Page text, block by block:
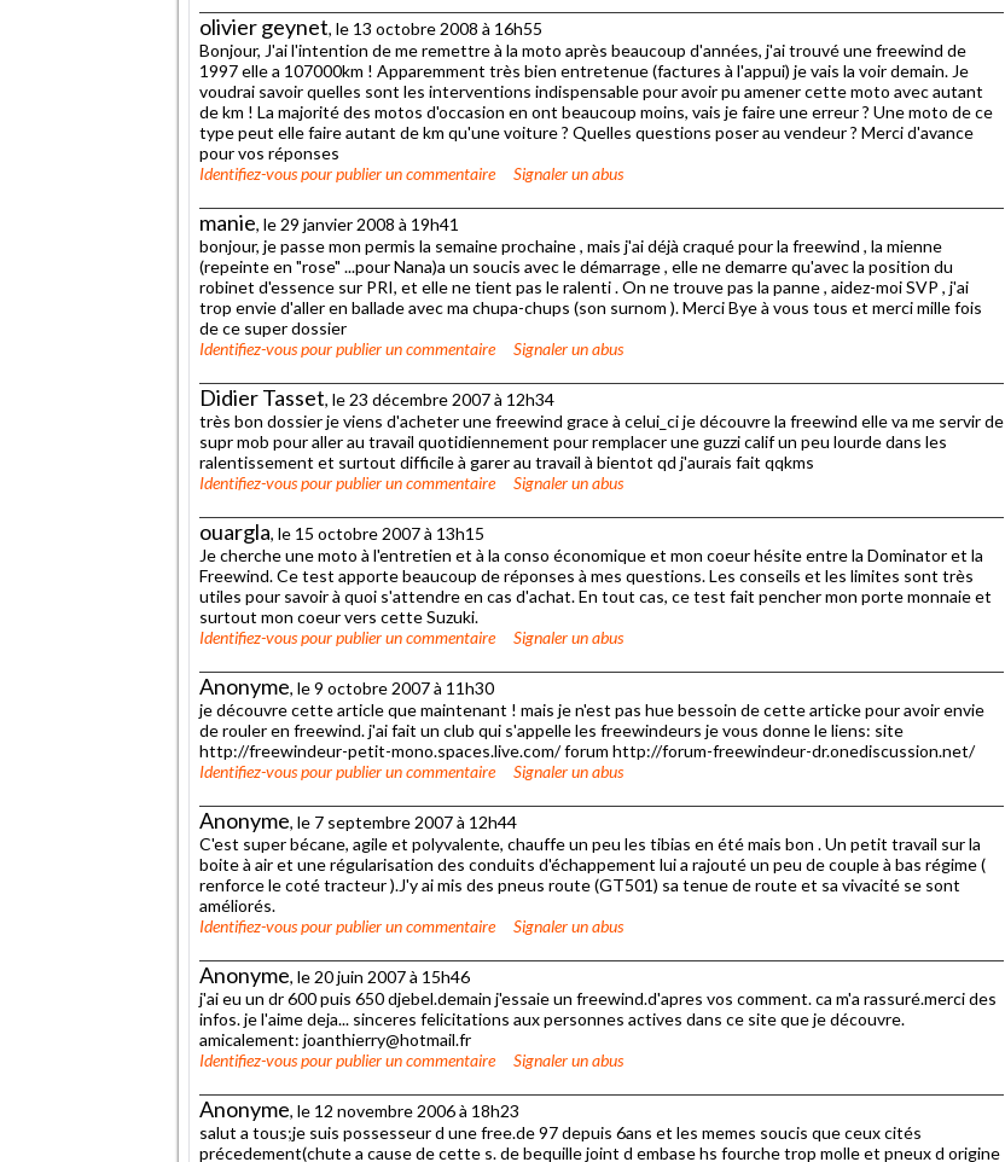
olivier geynet, le 13 octobre 2008 à 16h55
Bonjour, J'ai l'intention de me remettre à la moto après beaucoup d'années, j'ai trouvé une freewind de
1997 elle a 107000km ! Apparemment très bien entretenue (factures à l'appui) je vais la voir demain. Je
voudrai savoir quelles sont les interventions indispensable pour avoir pu amener cette moto avec autant
de km ! La majorité des motos d'occasion en ont beaucoup moins, vais je faire une erreur ? Une moto de ce
type peut elle faire autant de km qu'une voiture ? Quelles questions poser au vendeur ? Merci d'avance
pour vos réponses
Identifiez-vouspour publier un commentaire Signaler un abus
manie, le 29 janvier 2008 à 19h41
bonjour, je passe mon permis la semaine prochaine , mais j'ai déjà craqué pour la freewind , la mienne
(repeinte en "rose" ...pour Nana)a un soucis avec le démarrage , elle ne demarre qu'avec la position du
robinet d'essence sur PRI, et elle ne tient pas le ralenti . On ne trouve pas la panne , aidez-moi SVP , j'ai
trop envie d'aller en ballade avec ma chupa-chups (son surnom ). Merci Bye à vous tous et merci mille fois
de ce super dossier
Identifiez-vouspour publier un commentaire Signaler un abus
Didier Tasset, le 23 décembre 2007 à 12h34
très bon dossier je viens d'acheter une freewind grace à celui_ci je découvre la freewind elle va me servir de
supr mob pour aller au travail quotidiennement pour remplacer une guzzi calif un peu lourde dans les
ralentissement et surtout difficile à garer au travail à bientot qd j'aurais fait qqkms
Identifiez-vouspour publier un commentaire Signaler un abus
ouargla, le 15 octobre 2007 à 13h15
Je cherche une moto à l'entretien et à la conso économique et mon coeur hésite entre la Dominator et la
Freewind. Ce test apporte beaucoup de réponses à mes questions. Les conseils et les limites sont très
utiles pour savoir à quoi s'attendre en cas d'achat. En tout cas, ce test fait pencher mon porte monnaie et
surtout mon coeur vers cette Suzuki.
Identifiez-vouspour publier un commentaire Signaler un abus
Anonyme, le 9 octobre 2007 à 11h30
je découvre cette article que maintenant ! mais je n'est pas hue bessoin de cette articke pour avoir envie
de rouler en freewind. j'ai fait un club qui s'appelle les freewindeurs je vous donne le liens: site
http://freewindeur-petit-mono.spaces.live.com/ forum http://forum-freewindeur-dr.onediscussion.net/
Identifiez-vouspour publier un commentaire Signaler un abus
Anonyme, le 7 septembre 2007 à 12h44
C'est super bécane, agile et polyvalente, chauffe un peu les tibias en été mais bon . Un petit travail sur la
boite à air et une régularisation des conduits d'échappement lui a rajouté un peu de couple à bas régime (
renforce le coté tracteur ).J'y ai mis des pneus route (GT501) sa tenue de route et sa vivacité se sont
améliorés.
Identifiez-vouspour publier un commentaire Signaler un abus
Anonyme, le 20 juin 2007 à 15h46
j'ai eu un dr 600 puis 650 djebel.demain j'essaie un freewind.d'apres vos comment. ca m'a rassuré.merci des
infos. je l'aime deja... sinceres felicitations aux personnes actives dans ce site que je découvre.
amicalement: joanthierry@hotmail.fr
Identifiez-vouspour publier un commentaire Signaler un abus
Anonyme, le 12 novembre 2006 à 18h23
salut a tous;je suis possesseur d une free.de 97 depuis 6ans et les memes soucis que ceux cités
précedement(chute a cause de cette s. de bequille joint d embase hs fourche trop molle et pneux d origine